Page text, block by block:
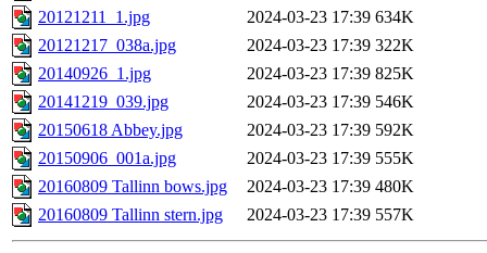
20121211_1.jpg
2024-03-23 17:39 634K
20121217_038a.jpg
2024-03-23 17:39 322K
20140926_1.jpg
2024-03-23 17:39 825K
20141219_039.jpg
2024-03-23 17:39 546K
20150618 Abbey.jpg
2024-03-23 17:39 592K
20150906_001a.jpg
2024-03-23 17:39 555K
20160809 Tallinn bows.jpg
2024-03-23 17:39 480K
20160809 Tallinn stern.jpg
2024-03-23 17:39 557K